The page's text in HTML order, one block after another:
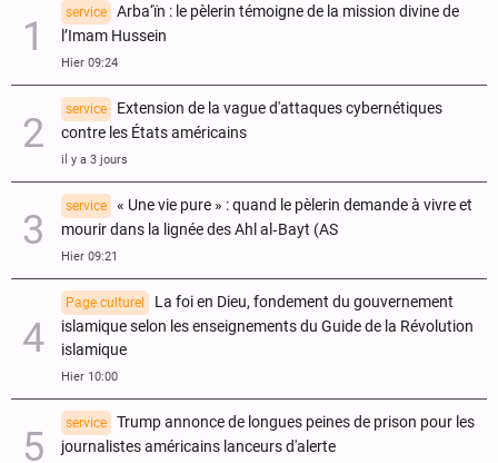
service
Arba‘ïn : le pèlerin témoigne de la mission divine de
l’Imam Hussein
Hier 09:24
service
Extension de la vague d'attaques cybernétiques
contre les États américains
il y a 3 jours
service
« Une vie pure » : quand le pèlerin demande à vivre et
mourir dans la lignée des Ahl al‑Bayt (AS
Hier 09:21
Page culturel
La foi en Dieu, fondement du gouvernement
islamique selon les enseignements du Guide de la Révolution
islamique
Hier 10:00
service
Trump annonce de longues peines de prison pour les
journalistes américains lanceurs d'alerte